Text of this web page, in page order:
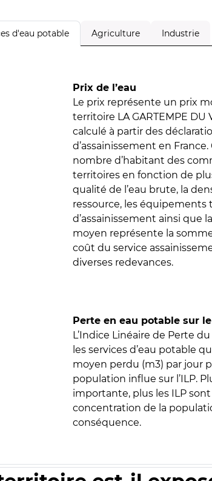
d'eau potable Agriculture Industrie
Prix de l’eau
Le prix représente un prix
territoire LA GARTEMPE DU
calculé à partir des
d’assainissement en
nombre d’habitant des
territoires en fonction de
qualité de l’eau brute, la
ressource, les équipements
d’assainissement ainsi que
moyen représente la
coût du service
diverses redevances.
Perte en eau potable sur
L’Indice Linéaire de Perte
les services d’eau potable
moyen perdu (m3) par jour
population influe sur l’ILP.
importante, plus les ILP
concentration de la
conséquence.